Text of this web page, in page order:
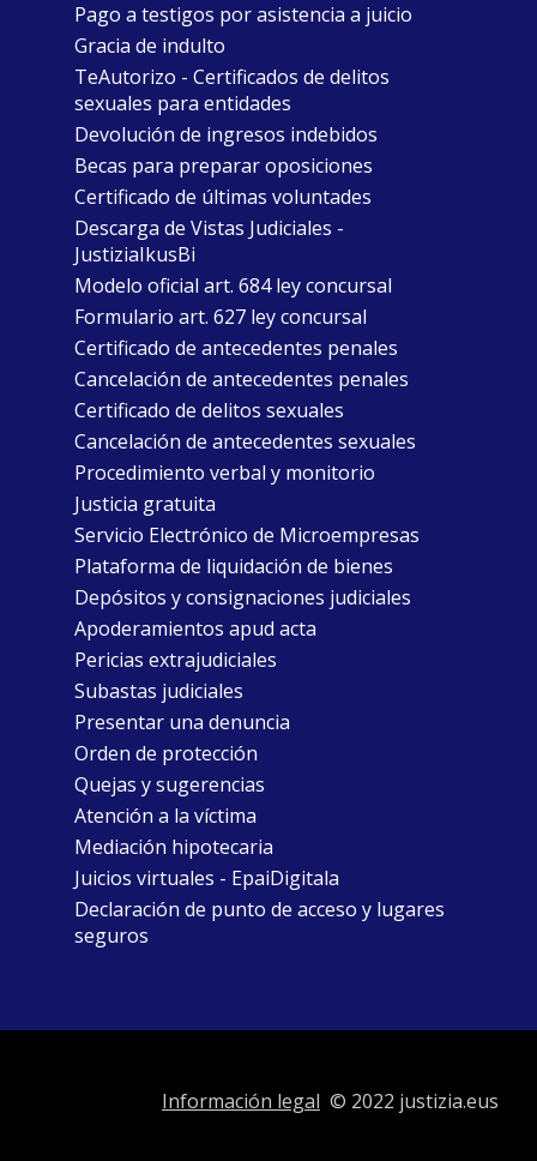
Pago a testigos por asistencia a juicio
Gracia de indulto
TeAutorizo - Certificados de delitos
sexuales para entidades
Devolución de ingresos indebidos
Becas para preparar oposiciones
Certificado de últimas voluntades
Descarga de Vistas Judiciales -
JustiziaIkusBi
Modelo oficial art. 684 ley concursal
Formulario art. 627 ley concursal
Certificado de antecedentes penales
Cancelación de antecedentes penales
Certificado de delitos sexuales
Cancelación de antecedentes sexuales
Procedimiento verbal y monitorio
Justicia gratuita
Servicio Electrónico de Microempresas
Plataforma de liquidación de bienes
Depósitos y consignaciones judiciales
Apoderamientos apud acta
Pericias extrajudiciales
Subastas judiciales
Presentar una denuncia
Orden de protección
Quejas y sugerencias
Atención a la víctima
Mediación hipotecaria
Juicios virtuales - EpaiDigitala
Declaración de punto de acceso y lugares
seguros
Información legal © 2022 justizia.eus